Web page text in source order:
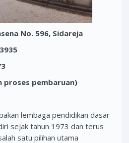
No. 596, Sidareja
proses pembaruan)
lembaga pendidikan dasar
sejak tahun 1973 dan terus
satu pilihan utama